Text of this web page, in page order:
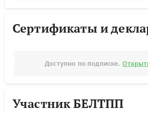
Сертификаты и
Доступно по подписке.
Участник БЕЛТПП